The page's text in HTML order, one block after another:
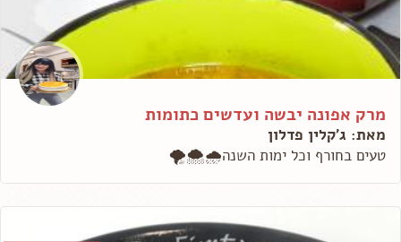
מרק אפונה יבשה ועדשים כתומות
מאת: ג'קלין פדלון
טעים בחורף וכל ימות השנה🌧🌨🌪